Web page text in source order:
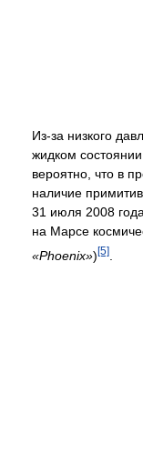
Из-за низкого
жидком
вероятно, что в
наличие
31 июля 2008
на Марсе
«Phoenix»)[5]